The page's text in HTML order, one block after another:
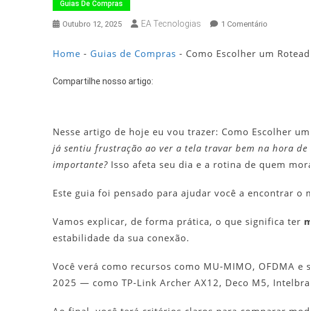
Guias De Compras
Outubro 12, 2025 EA Tecnologias 1 Comentário
Escolher
Em
5
Dicas
Home - Guias de Compras - Como Escolher um
Compartilhe nosso artigo:
Nesse artigo de hoje eu vou trazer: Como Escolher
já sentiu frustração ao ver a tela travar bem na hora
importante? Isso afeta seu dia e a rotina de quem
Este guia foi pensado para ajudar você a encontrar o
Vamos explicar, de forma prática, o que significa ter
estabilidade da sua conexão.
Você verá como recursos como MU‑MIMO, OFDMA
2025 — como TP‑Link Archer AX12, Deco M5,